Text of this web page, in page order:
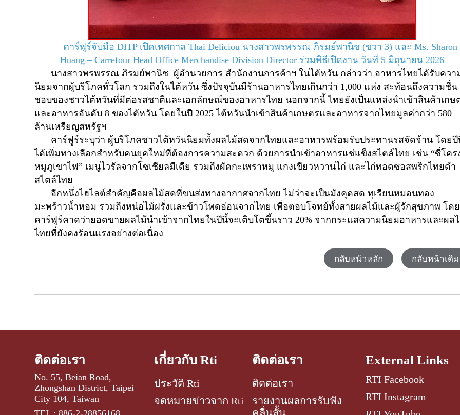
คาร์ฟูร์จับมือ DITP เปิดเทศกาล Thai Deliciou นางสาวพรพรรณ ภิรมย์พานิช (ขวา 3) และ Ms. Sharon
Huang – Carrefour Head Office Merchandise Division Director ร่วมพิธีเปิดงาน วันที่ 5 มิถุนายน 2026
นางสาวพรพรรณ ภิรมย์พานิช ผู้อำนวยการ สำนักงานการค้าฯ ในไต้หวัน กล่าวว่า อาหารไทยได้รับควา
นิยมจากผู้บริโภคทั่วโลก รวมถึงในไต้หวัน ซึ่งปัจจุบันมีร้านอาหารไทยเกินกว่า 1,000 แห่ง สะท้อนถึงความชื่น
ชอบของชาวไต้หวันที่มีต่อรสชาติและเอกลักษณ์ของอาหารไทย นอกจากนี้ ไทยยังเป็นแหล่งนำเข้าสินค้าเกษ
และอาหารอันดับ8 ของไต้หวัน โดยในปี2025ไต้หวันนำเข้าสินค้าเกษตรและอาหารจากไทยมูลค่ากว่า 580
ล้านเหรียญสหรัฐฯ
คาร์ฟูร์ระบุว่า ผู้บริโภคชาวไต้หวันนิยมทั้งผลไม้สดจากไทยและอาหารพร้อมรับประทานรสจัดจ้าน โดย
ได้เพิ่มทางเลือกสำหรับคนยุคใหม่ที่ต้องการความสะดวก ด้วยการนำเข้าอาหารแช่แข็งสไตล์ไทย เช่น “ซี่โคร
หมูภูเขาไฟ” เมนูไวรัลจากโซเชียลมีเดีย รวมถึงผัดกะเพราหมู แกงเขียวหวานไก่ และไก่ทอดซอสพริกไทยดำ
สไตล์ไทย
อีกหนึ่งไฮไลต์สำคัญคือผลไม้สดที่ขนส่งทางอากาศจากไทย ไม่ว่าจะเป็นมังคุดสด ทุเรียนหมอนทอง
มะพร้าวน้ำหอม รวมถึงหน่อไม้ฝรั่งและข้าวโพดอ่อนจากไทย เพื่อตอบโจทย์ทั้งสายผลไม้และผู้รักสุขภาพ โดย
คาร์ฟูร์คาดว่ายอดขายผลไม้นำเข้าจากไทยในปีนี้จะเติบโตขึ้นราว20% จากกระแสความนิยมอาหารและผล
ไทยที่ยังคงร้อนแรงอย่างต่อเนื่อง
กลับหน้าหลัก กลับหน้าเดิม
ติดต่อเรา
No. 55, Beian Road,
Zhongshan District, Taipei
City 104, Taiwan
เกี่ยวกับ Rti
ประวัติ Rti
จดหมายข่าวจาก Rti
ติดต่อเรา
ติดต่อเรา
รายงานผลการรับฟัง
External Links
RTI Facebook
RTI Instagram